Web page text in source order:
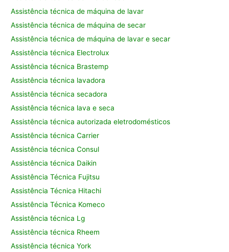
Assistência técnica de máquina de lavar
Assistência técnica de máquina de secar
Assistência técnica de máquina de lavar e secar
Assistência técnica Electrolux
Assistência técnica Brastemp
Assistência técnica lavadora
Assistência técnica secadora
Assistência técnica lava e seca
Assistência técnica autorizada eletrodomésticos
Assistência técnica Carrier
Assistência técnica Consul
Assistência técnica Daikin
Assistência Técnica Fujitsu
Assistência Técnica Hitachi
Assistência Técnica Komeco
Assistência técnica Lg
Assistência técnica Rheem
Assistência técnica York